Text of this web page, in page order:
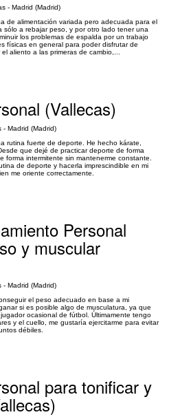
- Madrid (Madrid)
de alimentación variada pero adecuada para el
sólo a rebajar peso, y por otro lado tener una
los problemas de espalda por un trabajo
físicas en general para poder disfrutar de
aliento a las primeras de cambio,...
(Vallecas)
Madrid (Madrid)
rutina fuerte de deporte. He hecho kárate,
que dejé de practicar deporte de forma
forma intermitente sin mantenerme constante.
de deporte y hacerla imprescindible en mi
me oriente correctamente.
Personal
y muscular
Madrid (Madrid)
el peso adecuado en base a mi
si es posible algo de musculatura, ya que
ocasional de fútbol. Últimamente tengo
y el cuello, me gustaría ejercitarme para evitar
débiles.
para tonificar y